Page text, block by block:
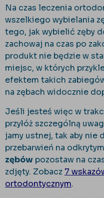
Na czas leczenia
wszelkiego wybielania
tego, jak wybielić zęby
zachowaj na czas po
produkt nie będzie w
miejsc, w których
efektem takich
na zębach widocznie
Jeśli jesteś więc w
przyłóż szczególną
jamy ustnej, tak aby nie
przebarwień na
zębów pozostaw na
zdjęty. Zobacz 7
ortodontycznym.